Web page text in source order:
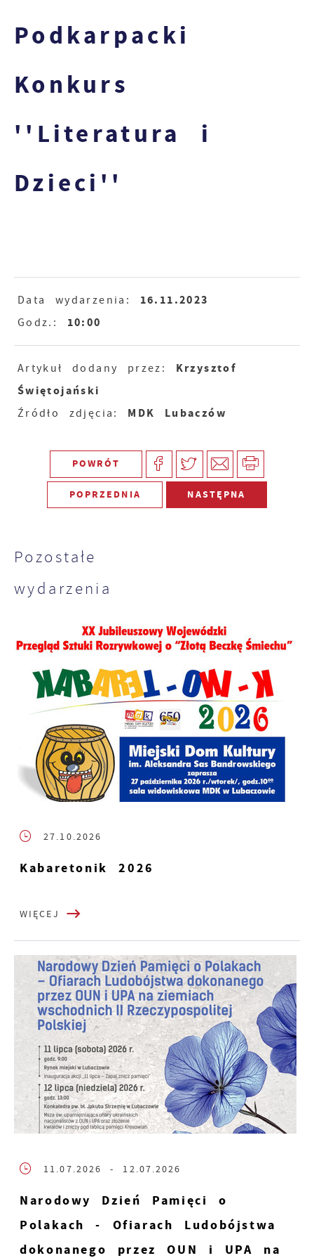
Podkarpacki
Konkurs
''Literatura i
Dzieci''
Data wydarzenia: 16.11.2023
Godz.: 10:00
Artykuł dodany przez: Krzysztof
Świętojański
Źródło zdjęcia: MDK Lubaczów
POWRÓT
POPRZEDNIA NASTĘPNA
Pozostałe
wydarzenia
27.10.2026
Kabaretonik 2026
WIĘCEJ
11.07.2026 - 12.07.2026
Narodowy Dzień Pamięci o
Polakach - Ofiarach Ludobójstwa
dokonanego przez OUN i UPA na